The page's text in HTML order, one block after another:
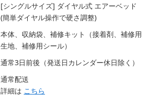
[シングルサイズ] ダイヤル式 エアーベッド
(簡単ダイヤル操作で硬さ調整)
本体、収納袋、補修キット（接着剤、補修用
生地、補修用シール）
通常3日前後（発送日カレンダー休日除く）
通常配送
詳細は こちら